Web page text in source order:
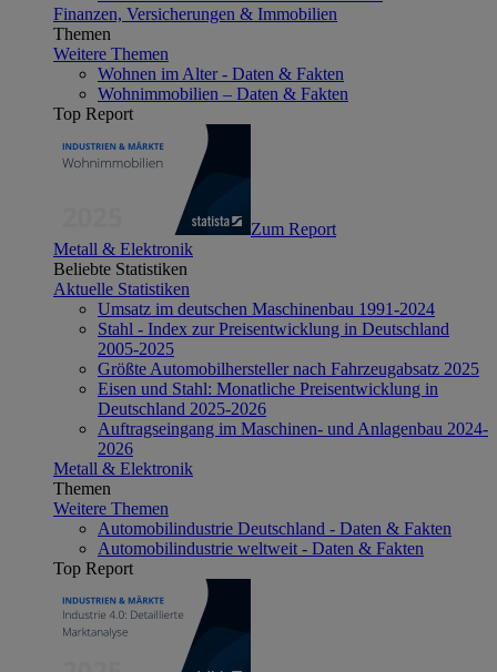
Finanzen, Versicherungen & Immobilien
Themen
Weitere Themen
Wohnen im Alter - Daten & Fakten
Wohnimmobilien – Daten & Fakten
Top Report
Zum Report
Metall & Elektronik
Beliebte Statistiken
Aktuelle Statistiken
Umsatz im deutschen Maschinenbau 1991-2024
Stahl - Index zur Preisentwicklung in Deutschland
2005-2025
Größte Automobilhersteller nach Fahrzeugabsatz 2025
Eisen und Stahl: Monatliche Preisentwicklung in
Deutschland 2025-2026
Auftragseingang im Maschinen- und Anlagenbau 2024-
2026
Metall & Elektronik
Themen
Weitere Themen
Automobilindustrie Deutschland - Daten & Fakten
Automobilindustrie weltweit - Daten & Fakten
Top Report